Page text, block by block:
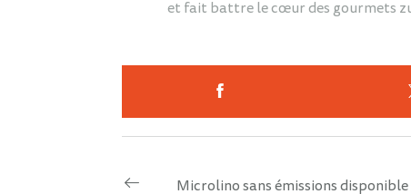
et fait battre le cœur des gourmets
Microlino sans émissions